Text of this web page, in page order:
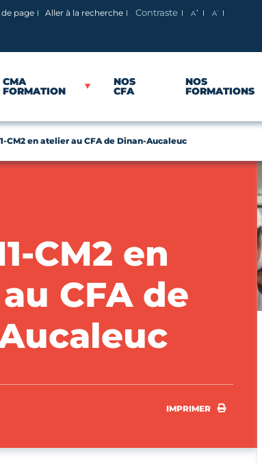
page Aller à la recherche Contraste A+
Agrandir le texte
A-
Réduire le texte
CMA
FORMATION
NOS
CFA
NOS
FORMATIONS
CM2 en atelier au CFA de Dinan-Aucaleuc
CM2 en
CFA de
IMPRIMER